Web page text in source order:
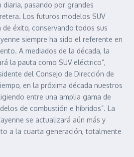
pasando por grandes
Los futuros modelos SUV
éxito, conservando todos sus
siempre ha sido el referente en
A mediados de la década, la
la pauta como SUV eléctrico”,
del Consejo de Dirección de
en la próxima década nuestros
entre una amplia gama de
de combustión e híbridos”. La
se actualizará aún más y
a la cuarta generación, totalmente